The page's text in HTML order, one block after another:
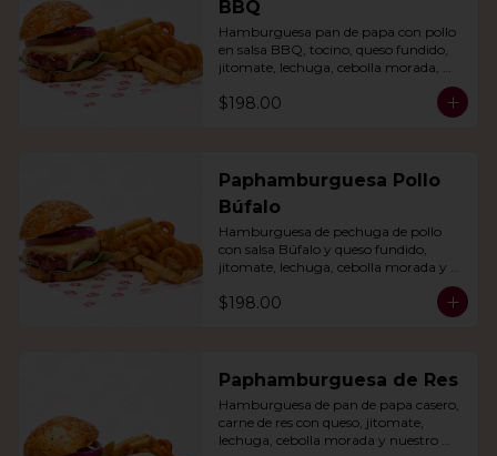
BBQ
Hamburguesa pan de papa con pollo
en salsa BBQ, tocino, queso fundido,
jitomate, lechuga, cebolla morada,
$198.00
Paphamburguesa Pollo
Búfalo
Hamburguesa de pechuga de pollo
con salsa Búfalo y queso fundido,
jitomate, lechuga, cebolla morada y
nuestra salsa especial. Con papas fritas
y rizo.
$198.00
Paphamburguesa de Res
Hamburguesa de pan de papa casero,
carne de res con queso, jitomate,
lechuga, cebolla morada y nuestro